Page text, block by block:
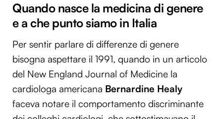
Quando nasce la medicina di genere
e a che punto siamo in Italia
Per sentir parlare di differenze di genere
bisogna aspettare il 1991, quando in un articolo
del New England Journal of Medicine la
cardiologa americana Bernardine Healy
faceva notare il comportamento discriminante